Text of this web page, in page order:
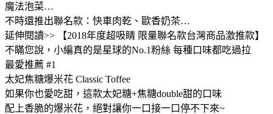
魔法泡菜…
不時還推出聯名款：快車肉乾、歐香奶茶…
延伸閱讀>> 【2018年度超吸睛 限量聯名款台灣商品激推款】
不瞞您說，小編真的是星球的No.1粉絲 每種口味都吃過拉
最愛推薦 #1
太妃焦糖爆米花 Classic Toffee
如果你也愛吃甜，這款太妃糖+焦糖double甜的口味
配上香脆的爆米花，絕對讓你一口接一口停不下來~